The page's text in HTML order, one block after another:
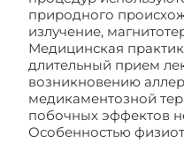
природного
излучение,
Медицинская
длительный прием
возникновению
медикаментозной
побочных эффектов
Особенностью